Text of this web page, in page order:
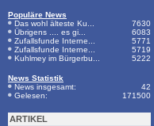
Populäre News
Das wohl älteste Ku...
7630
Übrigens .... es gi...
6083
Zufallsfunde Interne...
5771
Zufallsfunde Interne...
5719
Kuhlmey im Bürgerbu...
5222
News Statistik
News insgesamt:
42
Gelesen:
171500
ARTIKEL